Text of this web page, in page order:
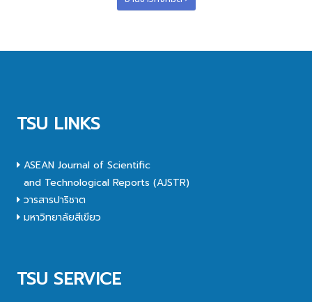
TSU LINKS
ASEAN Journal of Scientific
and Technological Reports (AJSTR)
วารสารปาริชาต
มหาวิทยาลัยสีเขียว
TSU SERVICE